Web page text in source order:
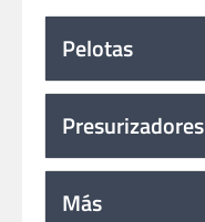
Pelotas
Presurizadores
Más